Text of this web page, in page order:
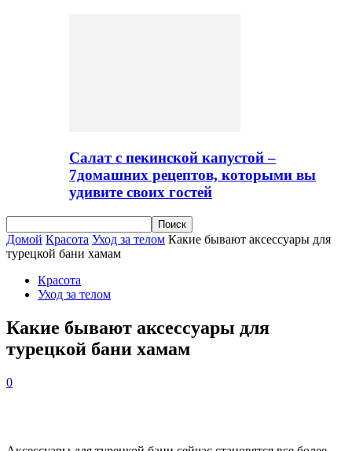
Салат с пекинской капустой –
7домашних рецептов, которыми вы
удивите своих гостей
Домой Красота Уход за телом Какие бывают аксессуары для
турецкой бани хамам
Красота
Уход за телом
Какие бывают аксессуары для
турецкой бани хамам
0